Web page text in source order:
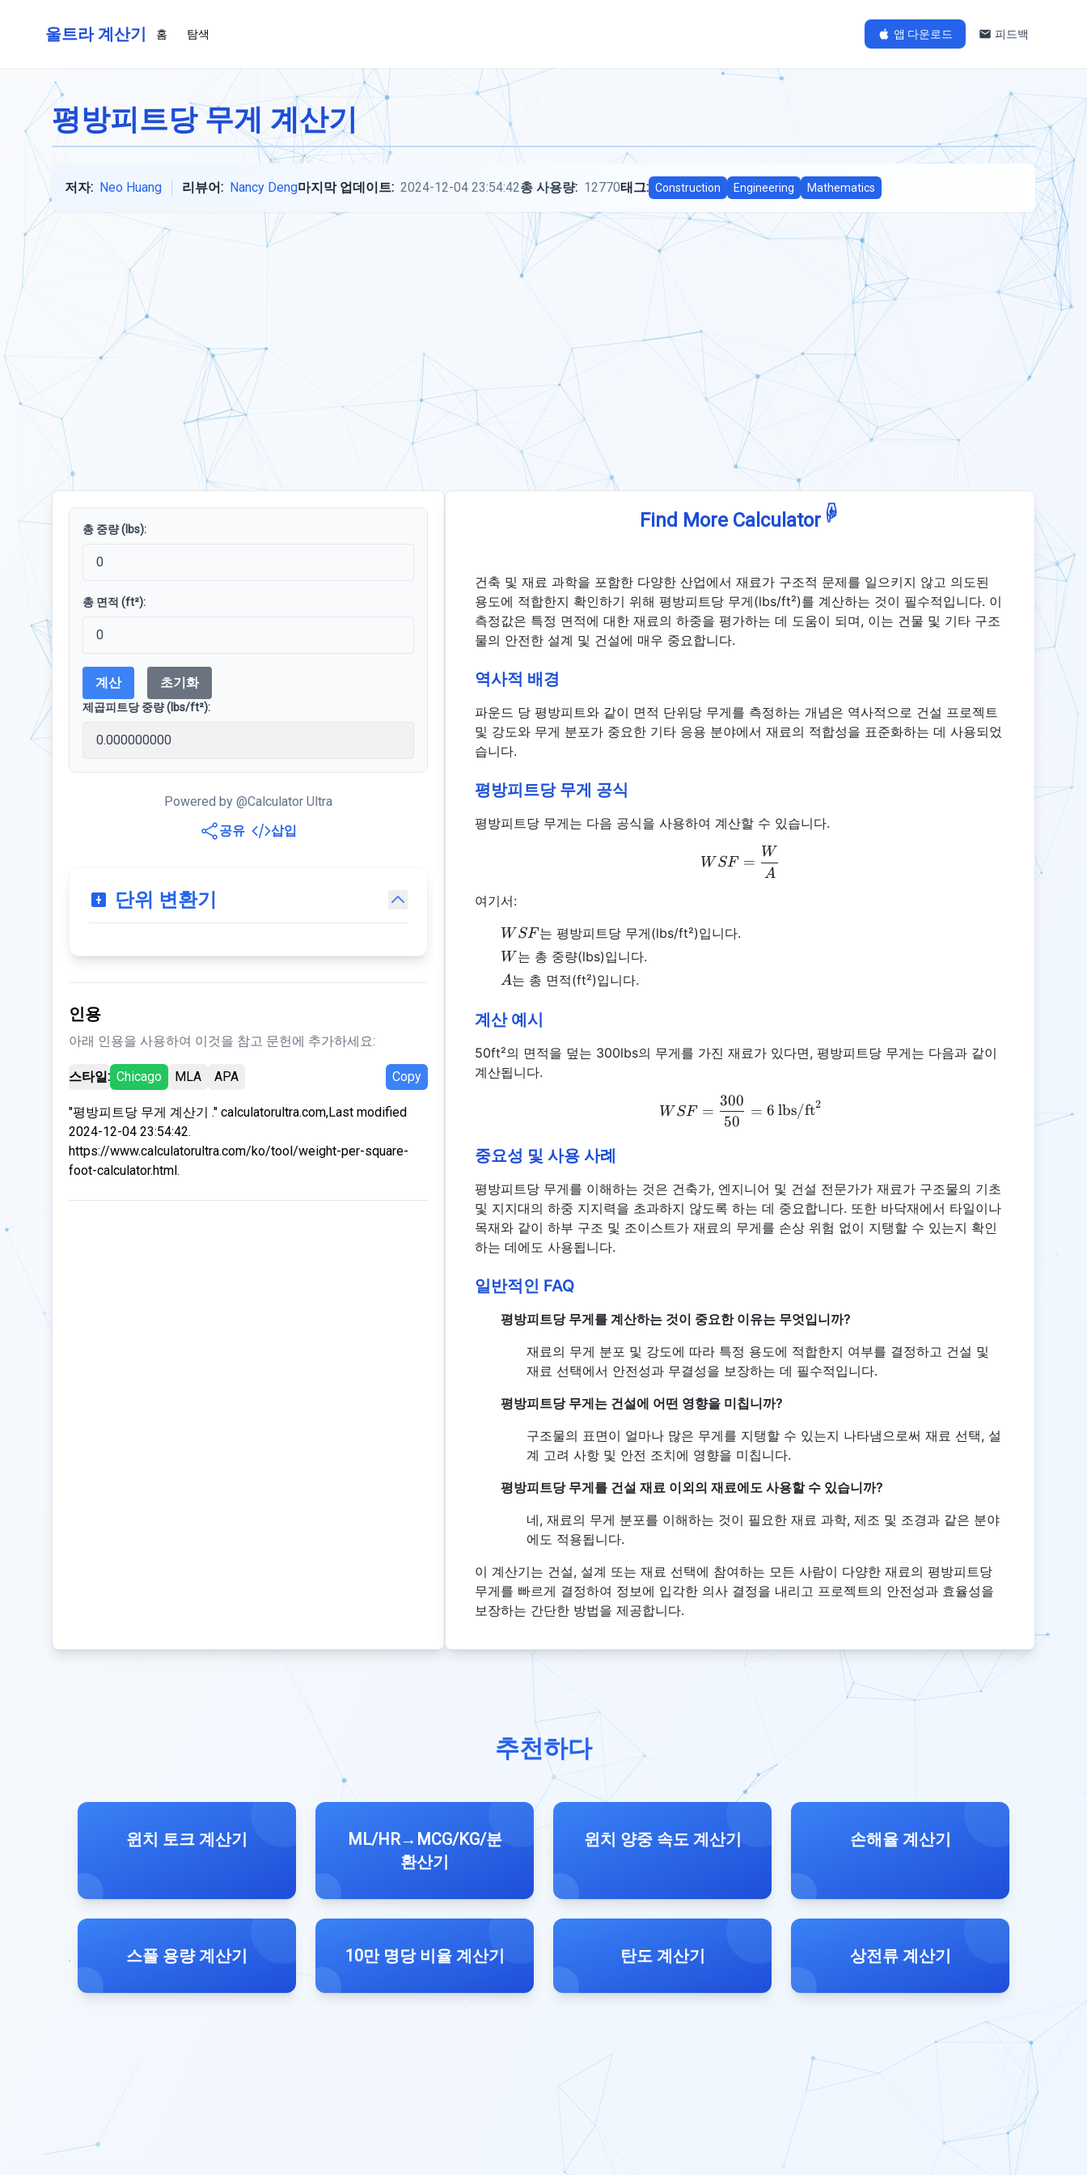
울트라 계산기 홈 탐색 앱 다운로드 피드백
평방피트당 무게 계산기
저자: Neo Huang 리뷰어: Nancy Deng마지막 업데이트: 2024-12-04 23:54:42총 사용량: 12770태그: Construction Engineering Mathematics
총 중량 (lbs):
총 면적 (ft²):
계산 초기화
제곱피트당 중량 (lbs/ft²):
Powered by @Calculator Ultra
공유
삽입
단위 변환기
인용
아래 인용을 사용하여 이것을 참고 문헌에 추가하세요:
스타일: Chicago MLA APA Copy
"평방피트당 무게 계산기 ." calculatorultra.com,Last modified
2024-12-04 23:54:42.
https://www.calculatorultra.com/ko/tool/weight-per-square-
foot-calculator.html.
Find More Calculator ☟
건축 및 재료 과학을 포함한 다양한 산업에서 재료가 구조적 문제를 일으키지 않고 의도된
용도에 적합한지 확인하기 위해 평방피트당 무게(lbs/ft²)를 계산하는 것이 필수적입니다. 이
측정값은 특정 면적에 대한 재료의 하중을 평가하는 데 도움이 되며, 이는 건물 및 기타 구조
물의 안전한 설계 및 건설에 매우 중요합니다.
역사적 배경
파운드 당 평방피트와 같이 면적 단위당 무게를 측정하는 개념은 역사적으로 건설 프로젝트
및 강도와 무게 분포가 중요한 기타 응용 분야에서 재료의 적합성을 표준화하는 데 사용되었
습니다.
평방피트당 무게 공식
평방피트당 무게는 다음 공식을 사용하여 계산할 수 있습니다.
WSF = \frac{W}{A}
W SF =
A
W
여기서:
WSF
W SF는 평방피트당 무게(lbs/ft²)입니다.
W
W 는 총 중량(lbs)입니다.
A
A는 총 면적(ft²)입니다.
계산 예시
50ft²의 면적을 덮는 300lbs의 무게를 가진 재료가 있다면, 평방피트당 무게는 다음과 같이
계산됩니다.
WSF = \frac{300}{50} = 6 \, \text{lbs/ft}^2
W SF =
50
300
= 6 lbs/ft2
중요성 및 사용 사례
평방피트당 무게를 이해하는 것은 건축가, 엔지니어 및 건설 전문가가 재료가 구조물의 기초
및 지지대의 하중 지지력을 초과하지 않도록 하는 데 중요합니다. 또한 바닥재에서 타일이나
목재와 같이 하부 구조 및 조이스트가 재료의 무게를 손상 위험 없이 지탱할 수 있는지 확인
하는 데에도 사용됩니다.
일반적인 FAQ
평방피트당 무게를 계산하는 것이 중요한 이유는 무엇입니까?
재료의 무게 분포 및 강도에 따라 특정 용도에 적합한지 여부를 결정하고 건설 및
재료 선택에서 안전성과 무결성을 보장하는 데 필수적입니다.
평방피트당 무게는 건설에 어떤 영향을 미칩니까?
구조물의 표면이 얼마나 많은 무게를 지탱할 수 있는지 나타냄으로써 재료 선택, 설
계 고려 사항 및 안전 조치에 영향을 미칩니다.
평방피트당 무게를 건설 재료 이외의 재료에도 사용할 수 있습니까?
네, 재료의 무게 분포를 이해하는 것이 필요한 재료 과학, 제조 및 조경과 같은 분야
에도 적용됩니다.
이 계산기는 건설, 설계 또는 재료 선택에 참여하는 모든 사람이 다양한 재료의 평방피트당
무게를 빠르게 결정하여 정보에 입각한 의사 결정을 내리고 프로젝트의 안전성과 효율성을
보장하는 간단한 방법을 제공합니다.
추천하다
윈치 토크 계산기
ML/HR→MCG/KG/분
환산기
윈치 양중 속도 계산기 손해율 계산기
스풀 용량 계산기 10만 명당 비율 계산기 탄도 계산기 상전류 계산기